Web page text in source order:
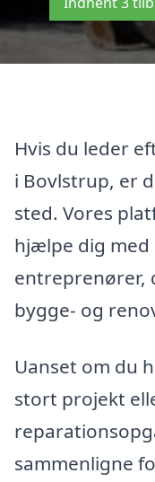
Hvis du leder
i Bovlstrup, er
sted. Vores
hjælpe dig med
entreprenører,
bygge- og
Uanset om du
stort projekt
sammenligne